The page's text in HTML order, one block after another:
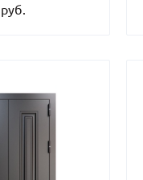
руб.